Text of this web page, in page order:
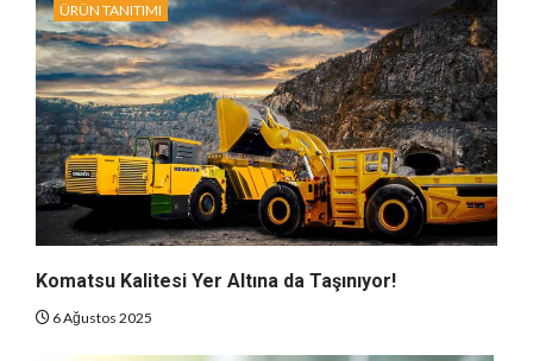
ÜRÜN TANITIMI
Komatsu Kalitesi Yer Altına da Taşınıyor!
6 Ağustos 2025